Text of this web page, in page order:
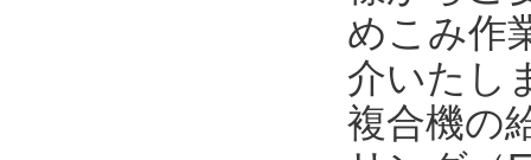
めこみ作
介いたし
複合機の